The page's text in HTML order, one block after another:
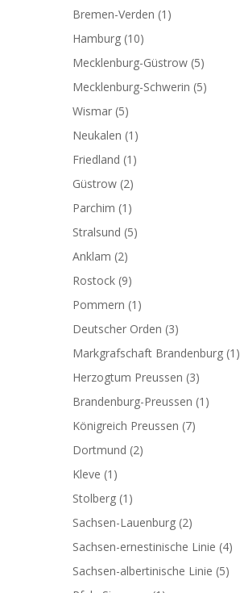
Bremen-Verden (1)
Hamburg (10)
Mecklenburg-Güstrow (5)
Mecklenburg-Schwerin (5)
Wismar (5)
Neukalen (1)
Friedland (1)
Güstrow (2)
Parchim (1)
Stralsund (5)
Anklam (2)
Rostock (9)
Pommern (1)
Deutscher Orden (3)
Markgrafschaft Brandenburg (1)
Herzogtum Preussen (3)
Brandenburg-Preussen (1)
Königreich Preussen (7)
Dortmund (2)
Kleve (1)
Stolberg (1)
Sachsen-Lauenburg (2)
Sachsen-ernestinische Linie (4)
Sachsen-albertinische Linie (5)